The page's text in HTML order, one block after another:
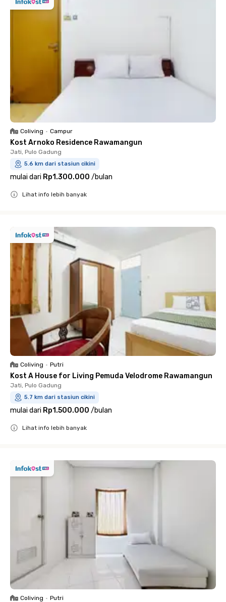
Coliving • Campur
Kost Arnoko Residence Rawamangun
Jati, Pulo Gadung
5.6 km dari stasiun cikini
mulai dari Rp1.300.000 /bulan
Lihat info lebih banyak
Coliving • Putri
Kost A House for Living Pemuda Velodrome Rawamangun
Jati, Pulo Gadung
5.7 km dari stasiun cikini
mulai dari Rp1.500.000 /bulan
Lihat info lebih banyak
Coliving • Putri